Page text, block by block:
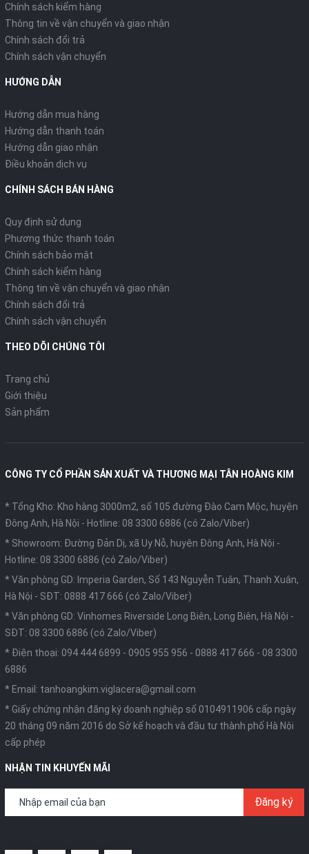
Chính sách kiểm hàng
Thông tin về vận chuyển và giao nhận
Chính sách đổi trả
Chính sách vận chuyển
HƯỚNG DẪN
Hướng dẫn mua hàng
Hướng dẫn thanh toán
Hướng dẫn giao nhận
Điều khoản dịch vụ
CHÍNH SÁCH BÁN HÀNG
Quy định sử dụng
Phương thức thanh toán
Chính sách bảo mật
Chính sách kiểm hàng
Thông tin về vận chuyển và giao nhận
Chính sách đổi trả
Chính sách vận chuyển
THEO DÕI CHÚNG TÔI
Trang chủ
Giới thiệu
Sản phẩm
CÔNG TY CỔ PHẦN SẢN XUẤT VÀ THƯƠNG MẠI TÂN HOÀNG KIM
* Tổng Kho: Kho hàng 3000m2, số 105 đường Đào Cam Mộc, huyện
Đông Anh, Hà Nội - Hotline: 08 3300 6886 (có Zalo/Viber)
* Showroom: Đường Đản Dị, xã Uy Nỗ, huyện Đông Anh, Hà Nội -
Hotline: 08 3300 6886 (có Zalo/Viber)
* Văn phòng GD: Imperia Garden, Số 143 Nguyễn Tuân, Thanh Xuân,
Hà Nội - SĐT: 0888 417 666 (có Zalo/Viber)
* Văn phòng GD: Vinhomes Riverside Long Biên, Long Biên, Hà Nội -
SĐT: 08 3300 6886 (có Zalo/Viber)
* Điện thoại: 094 444 6899 - 0905 955 956 - 0888 417 666 - 08 3300
6886
* Email: tanhoangkim.viglacera@gmail.com
* Giấy chứng nhận đăng ký doanh nghiệp số 0104911906 cấp ngày
20 tháng 09 năm 2016 do Sở kế hoạch và đầu tư thành phố Hà Nội
cấp phép
NHẬN TIN KHUYẾN MÃI
Đăng ký